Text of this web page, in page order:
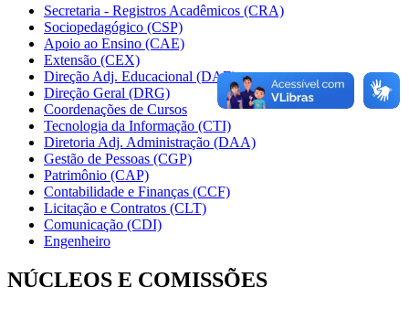
Secretaria - Registros Acadêmicos (CRA)
Sociopedagógico (CSP)
Apoio ao Ensino (CAE)
Extensão (CEX)
Direção Adj. Educacional (DAE)
Direção Geral (DRG)
Coordenações de Cursos
Tecnologia da Informação (CTI)
Diretoria Adj. Administração (DAA)
Gestão de Pessoas (CGP)
Patrimônio (CAP)
Contabilidade e Finanças (CCF)
Licitação e Contratos (CLT)
Comunicação (CDI)
Engenheiro
NÚCLEOS E COMISSÕES